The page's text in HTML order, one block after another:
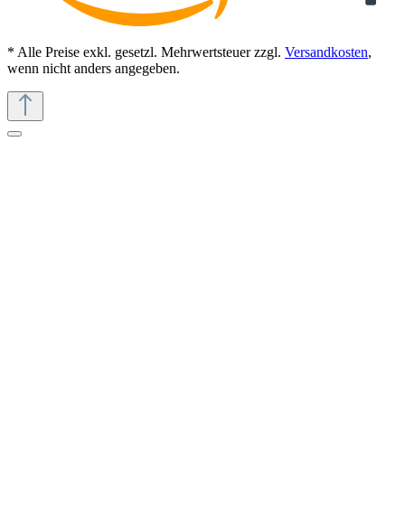
* Alle Preise exkl. gesetzl. Mehrwertsteuer zzgl. Versandkosten,
wenn nicht anders angegeben.